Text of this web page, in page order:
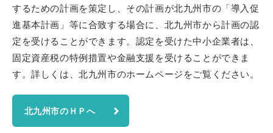
するための計画を策定し、その計画が北九州市の「導入促
進基本計画」等に合致する場合に、北九州市から計画の認
定を受けることができます。認定を受けた中小企業者は、
固定資産税の特例措置や金融支援を受けることができま
す。詳しくは、北九州市のホームページをご覧ください。
北九州市のＨＰへ